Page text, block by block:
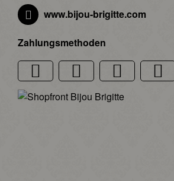
www.bijou-brigitte.com
Zahlungsmethoden